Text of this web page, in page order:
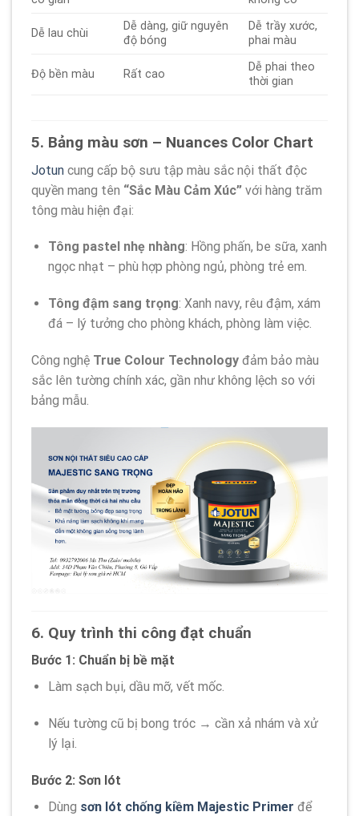
Dễ lau chùi
Dễ dàng, giữ nguyên
độ bóng
Dễ trầy xước,
phai màu
Độ bền màu Rất cao
Dễ phai theo
thời gian
5. Bảng màu sơn – Nuances Color Chart
Jotun cung cấp bộ sưu tập màu sắc nội thất độc
quyền mang tên “Sắc Màu Cảm Xúc” với hàng trăm
tông màu hiện đại:
Tông pastel nhẹ nhàng: Hồng phấn, be sữa, xanh
ngọc nhạt – phù hợp phòng ngủ, phòng trẻ em.
Tông đậm sang trọng: Xanh navy, rêu đậm, xám
đá – lý tưởng cho phòng khách, phòng làm việc.
Công nghệ True Colour Technology đảm bảo màu
sắc lên tường chính xác, gần như không lệch so với
bảng mẫu.
6. Quy trình thi công đạt chuẩn
Bước 1: Chuẩn bị bề mặt
Làm sạch bụi, dầu mỡ, vết mốc.
Nếu tường cũ bị bong tróc → cần xả nhám và xử
lý lại.
Bước 2: Sơn lót
Dùng sơn lót chống kiềm Majestic Primer để